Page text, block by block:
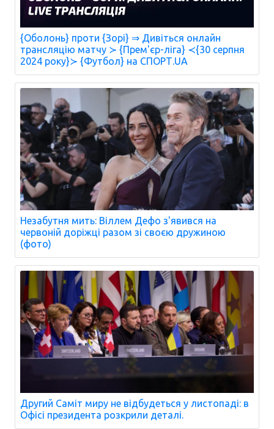
{Оболонь} проти {Зорі} ⇒ Дивіться онлайн
трансляцію матчу ≻ {Прем'єр-ліга} ≺{30 серпня
2024 року}≻ {Футбол} на СПОРТ.UA
Незабутня мить: Віллем Дефо з'явився на
червоній доріжці разом зі своєю дружиною
(фото)
Другий Саміт миру не відбудеться у листопаді: в
Офісі президента розкрили деталі.